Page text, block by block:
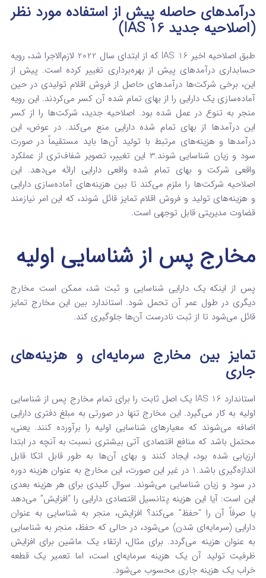
درآمدهای حاصله پیش از استفاده مورد نظر
(اصلاحیه جدید IAS 16)
طبق اصلاحیه اخیر IAS 16 که از ابتدای سال 2022 لازم‌الاجرا شد، رویه
حسابداری درآمدهای پیش از بهره‌برداری تغییر کرده است. پیش از
این، برخی شرکت‌ها درآمدهای حاصل از فروش اقلام تولیدی در حین
آماده‌سازی یک دارایی را از بهای تمام شده آن کسر می‌کردند. این رویه
منجر به تنوع در عمل شده بود. اصلاحیه جدید، شرکت‌ها را از کسر
این درآمدها از بهای تمام شده دارایی منع می‌کند. در عوض، این
درآمدها و هزینه‌های مرتبط با تولید آن‌ها باید مستقیماً در صورت
سود و زیان شناسایی شوند.3 این تغییر، تصویر شفاف‌تری از عملکرد
واقعی شرکت و بهای تمام شده واقعی دارایی ارائه می‌دهد. این
اصلاحیه شرکت‌ها را ملزم می‌کند تا بین هزینه‌های آماده‌سازی دارایی
و هزینه‌های تولید و فروش اقلام تمایز قائل شوند، که این امر نیازمند
قضاوت مدیریتی قابل توجهی است.
مخارج پس از شناسایی اولیه
پس از اینکه یک دارایی شناسایی و ثبت شد، ممکن است مخارج
دیگری در طول عمر آن تحمل شود. استاندارد بین این مخارج تمایز
قائل می‌شود تا از ثبت نادرست آن‌ها جلوگیری کند.
تمایز بین مخارج سرمایه‌ای و هزینه‌های
جاری
استاندارد IAS 16 یک اصل ثابت را برای تمام مخارج پس از شناسایی
اولیه به کار می‌گیرد. این مخارج تنها در صورتی به مبلغ دفتری دارایی
اضافه می‌شوند که معیارهای شناسایی اولیه را برآورده کنند. یعنی،
محتمل باشد که منافع اقتصادی آتی بیشتری نسبت به آنچه در ابتدا
ارزیابی شده بود، ایجاد کنند و بهای آن‌ها به طور قابل اتکا قابل
اندازه‌گیری باشد.1 در غیر این صورت، این مخارج به عنوان هزینه دوره
در سود و زیان شناسایی می‌شوند. سوال کلیدی برای هر هزینه بعدی
این است: آیا این هزینه پتانسیل اقتصادی دارایی را “افزایش” می‌دهد
یا صرفاً آن را “حفظ” می‌کند؟ افزایش، منجر به شناسایی به عنوان
دارایی (سرمایه‌ای شدن) می‌شود، در حالی که حفظ، منجر به شناسایی
به عنوان هزینه می‌گردد. برای مثال، ارتقاء یک ماشین برای افزایش
ظرفیت تولید آن یک هزینه سرمایه‌ای است، اما تعمیر یک قطعه
خراب یک هزینه جاری محسوب می‌شود.